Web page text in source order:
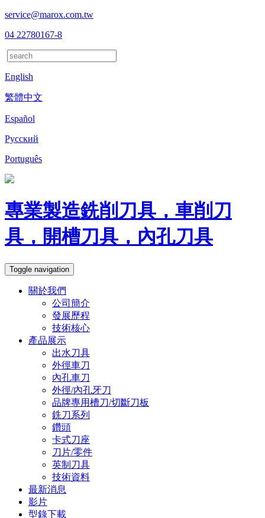
service@marox.com.tw
04 22780167-8
English
繁體中文
Español
Русский
Português
專業製造銑削刀具，車削刀
具，開槽刀具，內孔刀具
Toggle navigation
關於我們
公司簡介
發展歷程
技術核心
產品展示
出水刀具
外徑車刀
內孔車刀
外徑/內孔牙刀
品牌專用槽刀/切斷刀板
銑刀系列
鑽頭
卡式刀座
刀片/零件
英制刀具
技術資料
最新消息
影片
型錄下載